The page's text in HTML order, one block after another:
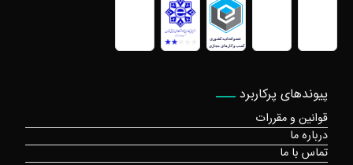
پیوندهای پرکاربرد
قوانین و مقررات
درباره ما
تماس با ما